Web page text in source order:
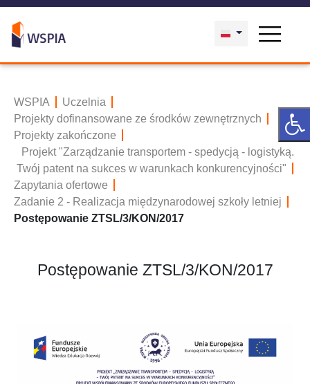
WSPIA
Uczelnia
Projekty dofinansowane ze środków zewnętrznych
Projekty zakończone
Projekt "Zarządzanie transportem - spedycją - logistyką.
Twój patent na sukces w warunkach konkurencyjności"
Zapytania ofertowe
Zadanie 2 - Realizacja międzynarodowej szkoły letniej
Postępowanie ZTSL/3/KON/2017
Postępowanie ZTSL/3/KON/2017